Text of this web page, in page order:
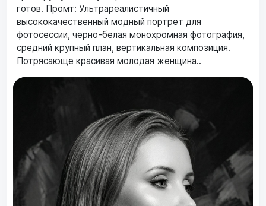
готов. Промт: Ультрареалистичный
высококачественный модный портрет для
фотосессии, черно-белая монохромная фотография,
средний крупный план, вертикальная композиция.
Потрясающе красивая молодая женщина..